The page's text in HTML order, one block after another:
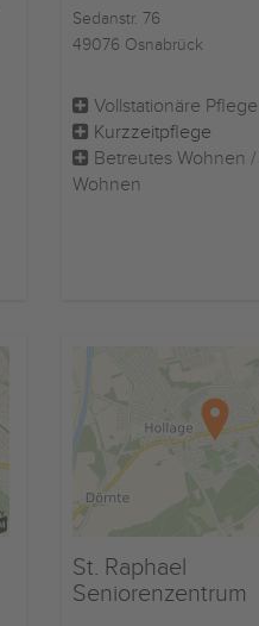
Sedanstr. 76
49076 Osnabrück
Vollstationäre Pflege
Kurzzeitpflege
Betreutes Wohnen
Wohnen
St. Raphael
Seniorenzentrum